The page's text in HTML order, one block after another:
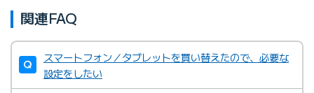
関連FAQ
スマートフォン／タブレットを買い替えたので、必要な
設定をしたい